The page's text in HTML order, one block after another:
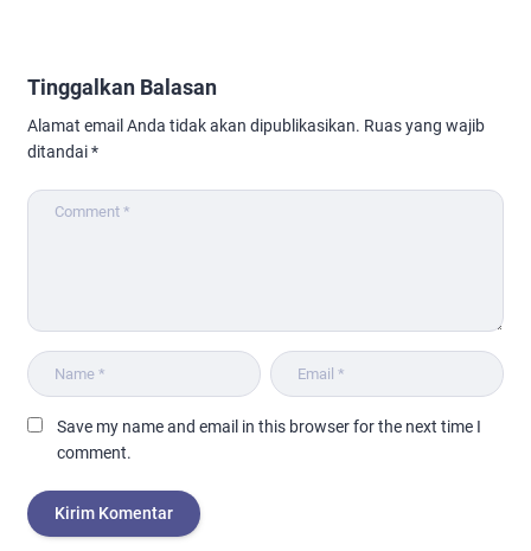
Tinggalkan Balasan
Alamat email Anda tidak akan dipublikasikan. Ruas yang wajib
ditandai*
Save my name and email in this browser for the next time I
comment.